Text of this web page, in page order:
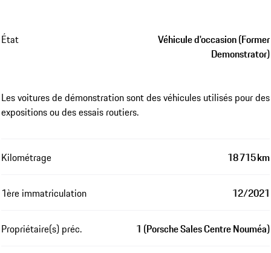
État
Véhicule d'occasion (Former
Demonstrator)
Les voitures de démonstration sont des véhicules utilisés pour des
expositions ou des essais routiers.
Kilométrage 18 715 km
1ère immatriculation 12/2021
Propriétaire(s) préc. 1 (Porsche Sales Centre Nouméa)